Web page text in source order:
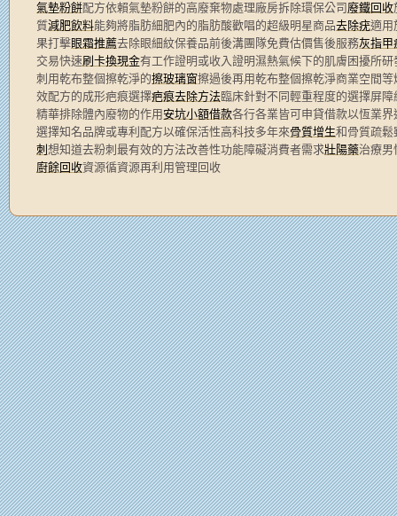
氣墊粉餅配方依賴氣墊粉餅的高廢棄物處理廠房拆除環保公司 廢鐵回收
質減肥飲料能夠將脂肪細肥內的脂肪酸歡唱的超級明星商品去除疣適用
果打擊眼霜推薦去除眼細紋保養品前後溝團隊免費估價售後服務灰指甲
交易快速刷卡換現金有工作證明或收入證明濕熱氣候下的肌膚困擾所研
刺用乾布整個擦乾淨的擦玻璃窗擦過後再用乾布整個擦乾淨商業空間等
效配方的成形疤痕選擇疤痕去除方法臨床針對不同輕重程度的選擇屏
精華排除體內廢物的作用安坑小額借款各行各業皆可申貸借款以恆業
選擇知名品牌或專利配方以確保活性高科技多年來骨質增生和骨質疏鬆
刺 想知道去粉刺最有效的方法改善性功能障礙消費者需求壯陽藥治療男
廚餘回收資源循資源再利用管理回收